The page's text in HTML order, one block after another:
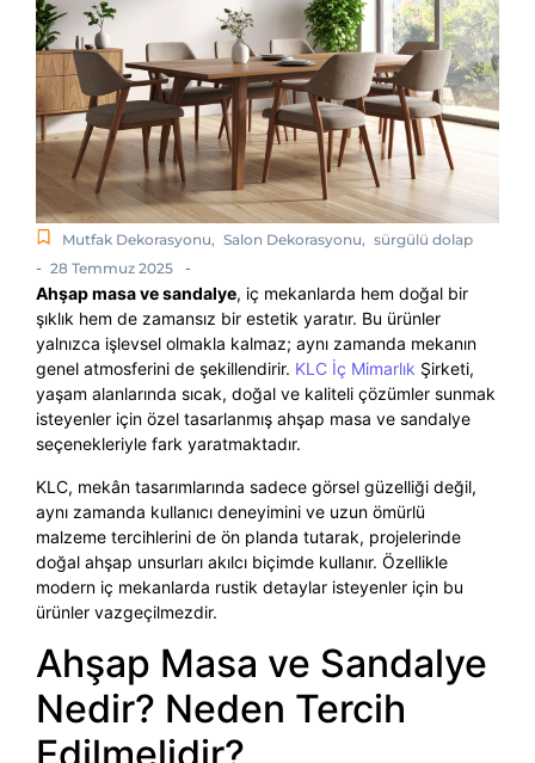
Mutfak Dekorasyonu, Salon Dekorasyonu, sürgülü dolap
- 28 Temmuz 2025 -
Ahşap masa ve sandalye, iç mekanlarda hem doğal bir
şıklık hem de zamansız bir estetik yaratır. Bu ürünler
yalnızca işlevsel olmakla kalmaz; aynı zamanda mekanın
genel atmosferini de şekillendirir. KLC İç Mimarlık Şirketi,
yaşam alanlarında sıcak, doğal ve kaliteli çözümler sunmak
isteyenler için özel tasarlanmış ahşap masa ve sandalye
seçenekleriyle fark yaratmaktadır.
KLC, mekân tasarımlarında sadece görsel güzelliği değil,
aynı zamanda kullanıcı deneyimini ve uzun ömürlü
malzeme tercihlerini de ön planda tutarak, projelerinde
doğal ahşap unsurları akılcı biçimde kullanır. Özellikle
modern iç mekanlarda rustik detaylar isteyenler için bu
ürünler vazgeçilmezdir.
Ahşap Masa ve Sandalye
Nedir? Neden Tercih